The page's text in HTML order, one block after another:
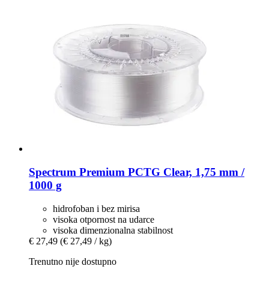
Spectrum Premium PCTG Clear, 1,75 mm /
1000 g
hidrofoban i bez mirisa
visoka otpornost na udarce
visoka dimenzionalna stabilnost
€ 27,49 (€ 27,49 / kg)
Trenutno nije dostupno